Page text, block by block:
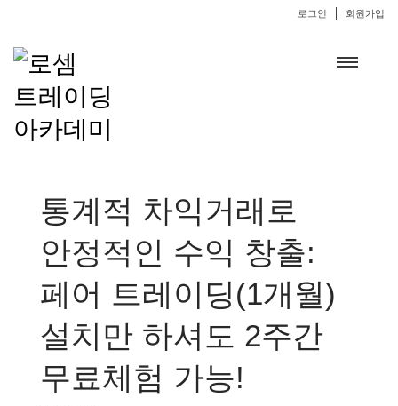
로그인 회원가입
통계적 차익거래로
안정적인 수익 창출:
페어 트레이딩(1개월)
설치만 하셔도 2주간
무료체험 가능!